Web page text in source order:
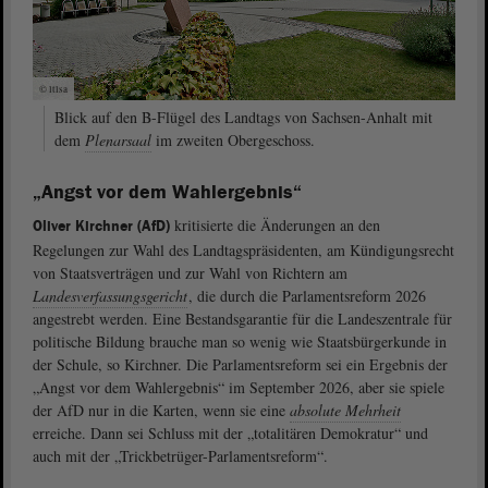
© ltlsa
Blick auf den B-Flügel des Landtags von Sachsen-Anhalt mit
dem Plenarsaal im zweiten Obergeschoss.
„Angst vor dem Wahlergebnis“
Oliver Kirchner (AfD) kritisierte die Änderungen an den
Regelungen zur Wahl des Landtagspräsidenten, am Kündigungsrecht
von Staatsverträgen und zur Wahl von Richtern am
Landesverfassungsgericht, die durch die Parlamentsreform 2026
angestrebt werden. Eine Bestandsgarantie für die Landeszentrale für
politische Bildung brauche man so wenig wie Staatsbürgerkunde in
der Schule, so Kirchner. Die Parlamentsreform sei ein Ergebnis der
„Angst vor dem Wahlergebnis“ im September 2026, aber sie spiele
der AfD nur in die Karten, wenn sie eine absolute Mehrheit
erreiche. Dann sei Schluss mit der „totalitären Demokratur“ und
auch mit der „Trickbetrüger-Parlamentsreform“.